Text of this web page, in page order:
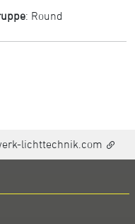
: Round
lichttechnik.com